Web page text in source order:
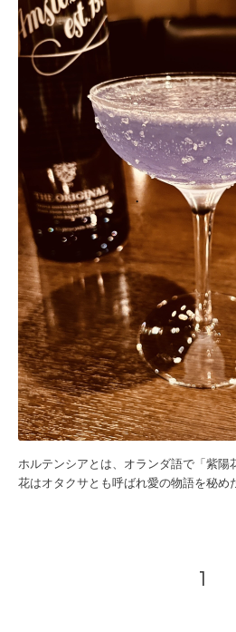
ホルテンシアとは、オランダ語で「紫陽
花はオタクサとも呼ばれ愛の物語を秘め
1